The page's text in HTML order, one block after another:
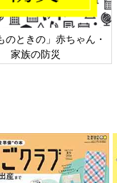
六星占術 細木かおり